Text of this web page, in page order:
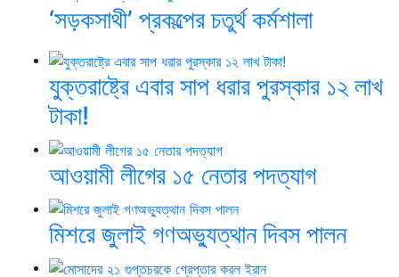
‘সড়কসাথী’ প্রকল্পের চতুর্থ কর্মশালা
যুক্তরাষ্ট্রে এবার সাপ ধরার পুরস্কার ১২ লাখ
টাকা!
আওয়ামী লীগের ১৫ নেতার পদত্যাগ
মিশরে জুলাই গণঅভ্যুত্থান দিবস পালন